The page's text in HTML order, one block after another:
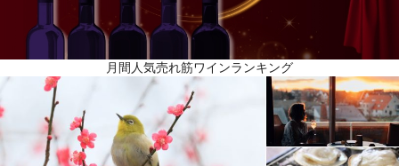
月間人気売れ筋ワインランキング